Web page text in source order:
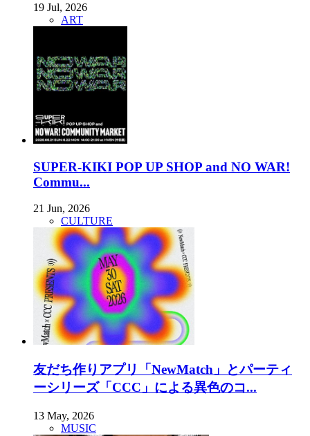
19 Jul, 2026
ART
SUPER-KIKI POP UP SHOP and NO WAR!
Commu...
21 Jun, 2026
CULTURE
友だち作りアプリ「NewMatch」とパーティ
ーシリーズ「CCC」による異色のコ...
13 May, 2026
MUSIC